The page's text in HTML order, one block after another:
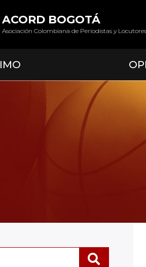
ACORD BOGOTÁ
Asociación Colombiana de Periodistas y